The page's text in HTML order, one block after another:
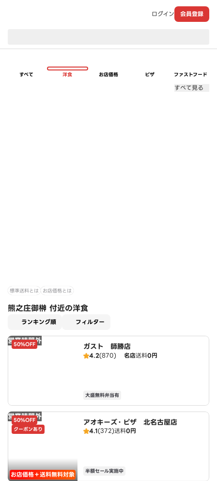
ログイン 会員登録
すべて 洋食 お店価格 ピザ ファストフード
すべて見る
標準送料とは お店価格とは
熊之庄御榊 付近の洋食
ランキング順 フィルター
営業時間外
50%OFF ガスト 師勝店
4.2(870) 名店送料0円
大盛無料弁当有
営業時間外
50%OFF
クーポンあり
お店価格＋送料無料対象
アオキーズ・ピザ 北名古屋店
4.1(372)送料0円
半額セール実施中